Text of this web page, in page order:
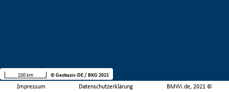
Impressum Datenschutzerklärung BMWi.de, 2021 ©
100 km © Geobasis-DE / BKG 2015